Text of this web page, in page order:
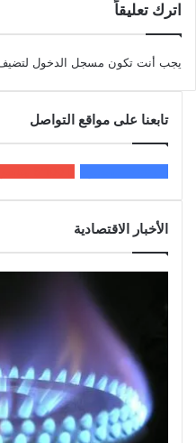
اترك تعليقاً
يجب أنت تكون مسجل الدخول
تابعنا على مواقع التواصل
الأخبار الاقتصادية